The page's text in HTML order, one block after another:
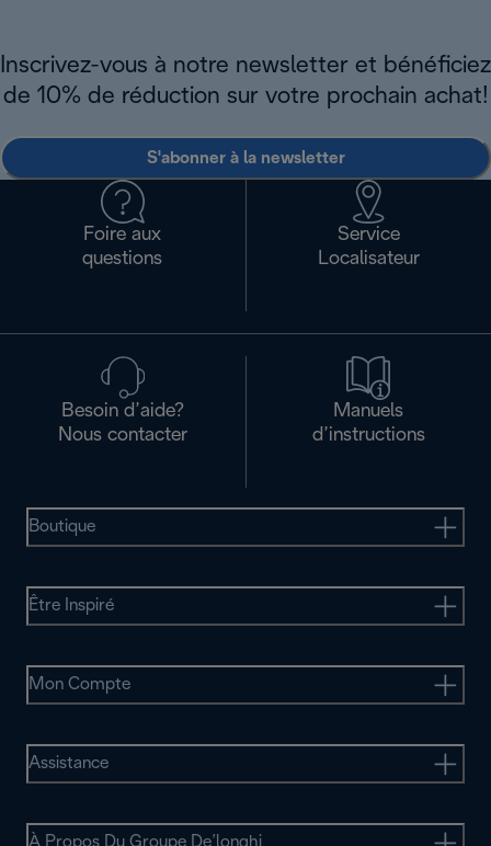
Inscrivez-vous à notre newsletter et bénéficiez
de 10% de réduction sur votre prochain achat!
S'abonner à la newsletter
Foire aux
questions
Service
Localisateur
Besoin d’aide?
Nous contacter
Manuels
d’instructions
Boutique
Être Inspiré
Mon Compte
Assistance
À Propos Du Groupe De’longhi